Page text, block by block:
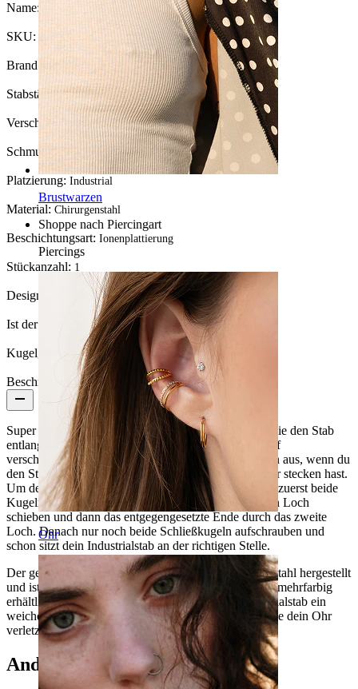
Brustwarzen
Shoppe nach Piercingart
Piercings
Ohr
Name: Gewellter Industrialstab
SKU: Barbell-24
Brand: Bodymod Trend
Stabstärke:1,6 mm
Verschlusstyp: Außengewinde
Schmuckart: Barbell
Platzierung: Industrial
Material: Chirurgenstahl
Beschichtungsart: Ionenplattierung
Stückanzahl: 1
Design: Zick-Zack
Ist der Schmuck beschichtet?:Ja, ganzer Schmuck
Kugelgröße: 5 mm
Beschreibung
Super coolerIndustrialstabmit zwei kleinen Wellen, die den Stab
entlang rollen. Dieses Schmuckstück kannst du in fünf
verschiedenen Farben bestellen und es sieht am besten aus, wenn du
den Stab etwas schräg in deinen beiden Piercinglöcher stecken hast.
Um den schönen Industrialstab einzusetzen, musst du zuerst beide
Kugeln abschrauben und dann erst ein Ende durch ein Loch
schieben und dann das entgegengesetzte Ende durch das zweite
Loch. Danach nur noch beide Schließkugeln aufschrauben und
schon sitzt dein Industrialstab an der richtigen Stelle.
Der gewellte Industrialstab wurde aus chirurgischen Stahl hergestellt
und ist in den Farben blank, schwarz, blau, gold oder mehrfarbig
erhältlich. Das wellige Design verleiht diesem Industrialstab ein
weiches, abgerundetes Bild und kann in keinster Weise dein Ohr
verletzen.
Andere haben ebenfalls gekauft